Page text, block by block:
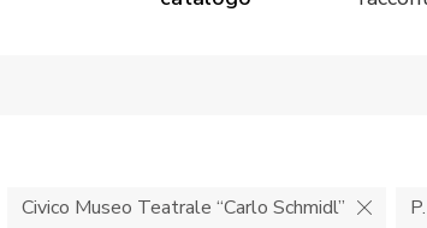
Civico Museo Teatrale “Carlo Schmidl”